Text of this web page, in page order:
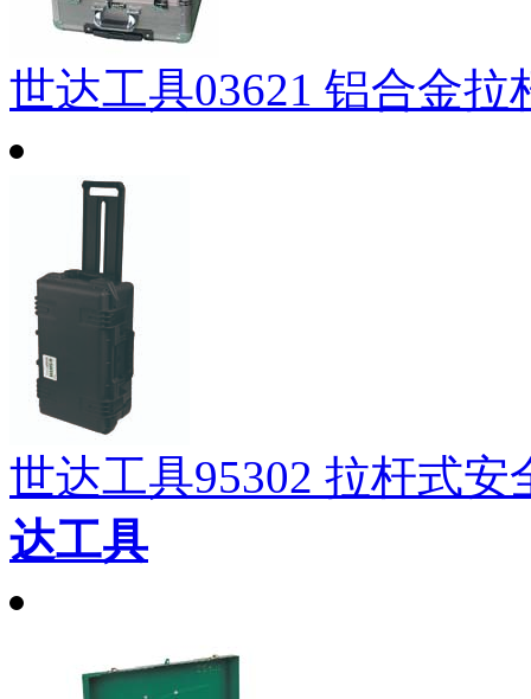
世达工具03621 铝合金拉
世达工具95302 拉杆式
达工具